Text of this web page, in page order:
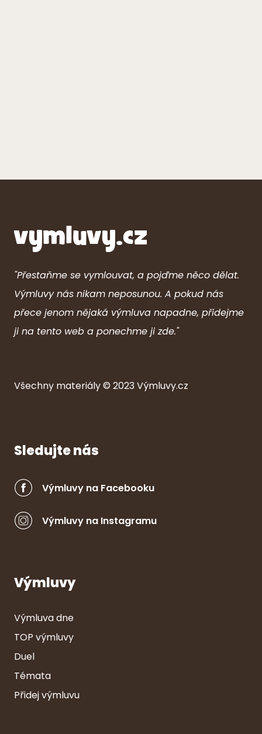
"Přestaňme se vymlouvat, a pojďme něco dělat.
Výmluvy nás nikam neposunou. A pokud nás
přece jenom nějaká výmluva napadne, přidejme
ji na tento web a ponechme ji zde."
Všechny materiály © 2023Výmluvy.cz
Sledujte nás
Výmluvy na Facebooku
Výmluvy na Instagramu
Výmluvy
Výmluva dne
TOP výmluvy
Duel
Témata
Přidej výmluvu